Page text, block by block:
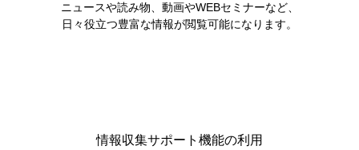
看護師1
［STF197］
看護師2
［STF198］
ニュースや読み物、動画やWEBセミナーなど、
日々役立つ豊富な情報が閲覧可能になります。
情報収集サポート機能の利用